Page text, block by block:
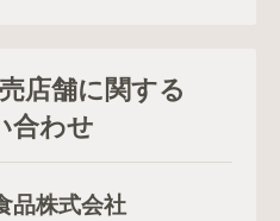
店舗に関する
合わせ
品株式会社